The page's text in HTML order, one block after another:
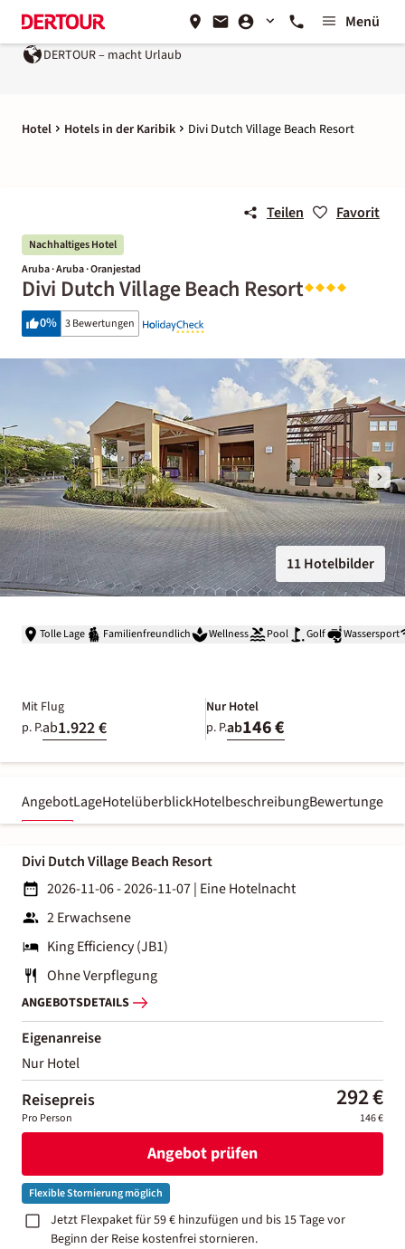
Menü
DERTOUR – macht Urlaub
Hotel Hotels in der Karibik Divi Dutch Village Beach Resort
Teilen Favorit
Nachhaltiges Hotel
Aruba · Aruba · Oranjestad
Divi Dutch Village Beach Resort
0% 3 Bewertungen
11 Hotelbilder
Tolle Lage Familienfreundlich Wellness Pool Golf Wassersport
Mit Flug
p. P.ab1.922 €
Nur Hotel
p. P.ab146 €
AngebotLageHotelüberblickHotelbeschreibungBewertungen
Divi Dutch Village Beach Resort
2026-11-06 - 2026-11-07| Eine Hotelnacht
2 Erwachsene
King Efficiency (JB1)
Ohne Verpflegung
ANGEBOTSDETAILS
Eigenanreise
Nur Hotel
Reisepreis 292 €
Pro Person 146 €
Angebot prüfen
Flexible Stornierung möglich
Jetzt Flexpaket für 59 € hinzufügen und bis 15 Tage vor
Beginn der Reise kostenfrei stornieren.